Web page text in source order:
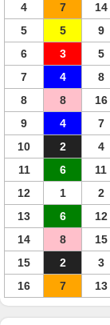
4
7 14
5
5 9
6
3 5
7
4 8
8
8 16
9
4 7
10
2 4
11
6 11
12
1 2
13
6 12
14
8 15
15
2 3
16
7 13